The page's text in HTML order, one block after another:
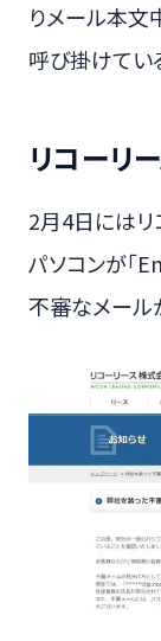
りメール本文
呼び掛けてい
リコーリ
2月4日には
パソコンが「
不審なメール